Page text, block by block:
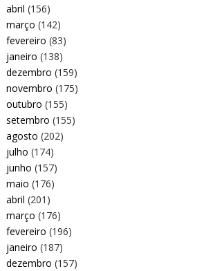
abril (156)
março (142)
fevereiro (83)
janeiro (138)
dezembro (159)
novembro (175)
outubro (155)
setembro (155)
agosto (202)
julho (174)
junho (157)
maio (176)
abril (201)
março (176)
fevereiro (196)
janeiro (187)
dezembro (157)